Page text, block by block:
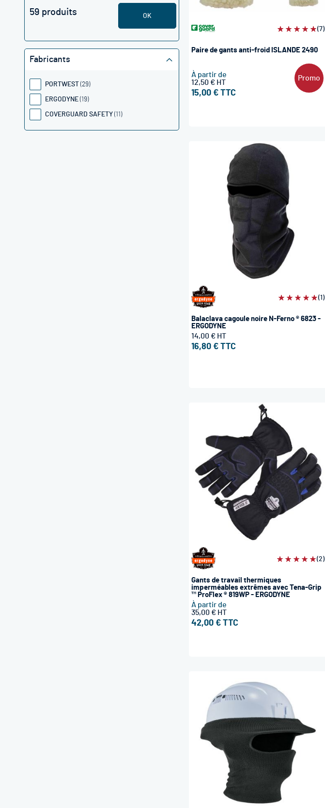
Promo
Évaluation:(7)
Paire de gants anti-froid ISLANDE 2490
À partir de
15,00 €
12,50 €
Évaluation:(1)
Balaclava cagoule noire N-Ferno ® 6823 -
ERGODYNE
16,80 €
14,00 €
Évaluation:(2)
Gants de travail thermiques
imperméables extrêmes avec Tena-Grip
™ ProFlex ® 819WP - ERGODYNE
À partir de
42,00 €
35,00 €
59 produits OK
Fabricants
PORTWEST 29
ERGODYNE 19
COVERGUARD SAFETY 11